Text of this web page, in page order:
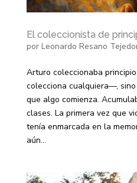
El coleccionista de
por Leonardo Resano
Arturo coleccionaba
colecciona cualquiera—,
que algo comienza.
clases. La primera vez que
tenía enmarcada en la
aún...